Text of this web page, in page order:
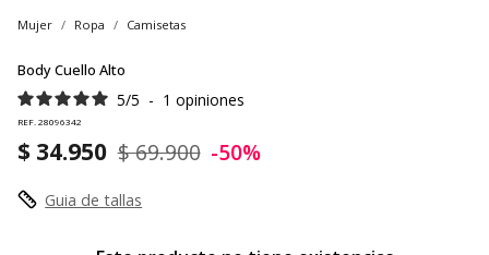
Mujer Ropa Camisetas
Body Cuello Alto
5/5 - 1 opiniones
REF. 28096342
$ 34.950 $ 69.900 -50%
Guia de tallas